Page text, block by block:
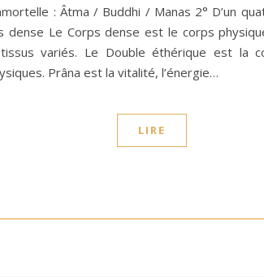
: Âtma / Buddhi / Manas 2° D’un
dense Le Corps dense est le corps
variés. Le Double éthérique est la
Prâna est la vitalité, l’énergie…
LIRE